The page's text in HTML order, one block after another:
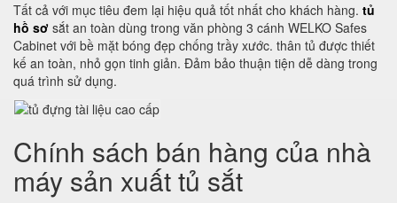
Tất cả với mục tiêu đem lại hiệu quả tốt nhất cho khách hàng. tủ
hồ sơ sắt an toàn dùng trong văn phòng 3 cánh WELKO Safes
Cabinet với bề mặt bóng đẹp chống trầy xước. thân tủ được thiết
kế an toàn, nhỏ gọn tinh giản. Đảm bảo thuận tiện dễ dàng trong
quá trình sử dụng.
Chính sách bán hàng của nhà
máy sản xuất tủ sắt